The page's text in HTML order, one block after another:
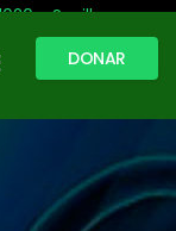
- Sevilla
DONAR